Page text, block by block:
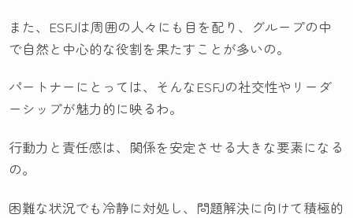
また、ESFJは周囲の人々にも目を配り、グループの中
で自然と中心的な役割を果たすことが多いの。
パートナーにとっては、そんなESFJの社交性やリーダ
ーシップが魅力的に映るわ。
行動力と責任感は、関係を安定させる大きな要素になる
の。
困難な状況でも冷静に対処し、問題解決に向けて積極的